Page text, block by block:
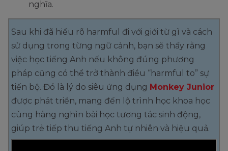
nghĩa.
Sau khi đã hiểu rõ harmful đi với giới từ gì và cách
sử dụng trong từng ngữ cảnh, bạn sẽ thấy rằng
việc học tiếng Anh nếu không đúng phương
pháp cũng có thể trở thành điều “harmful to” sự
tiến bộ. Đó là lý do siêu ứng dụng Monkey Junior
được phát triển, mang đến lộ trình học khoa học
cùng hàng nghìn bài học tương tác sinh động,
giúp trẻ tiếp thu tiếng Anh tự nhiên và hiệu quả.